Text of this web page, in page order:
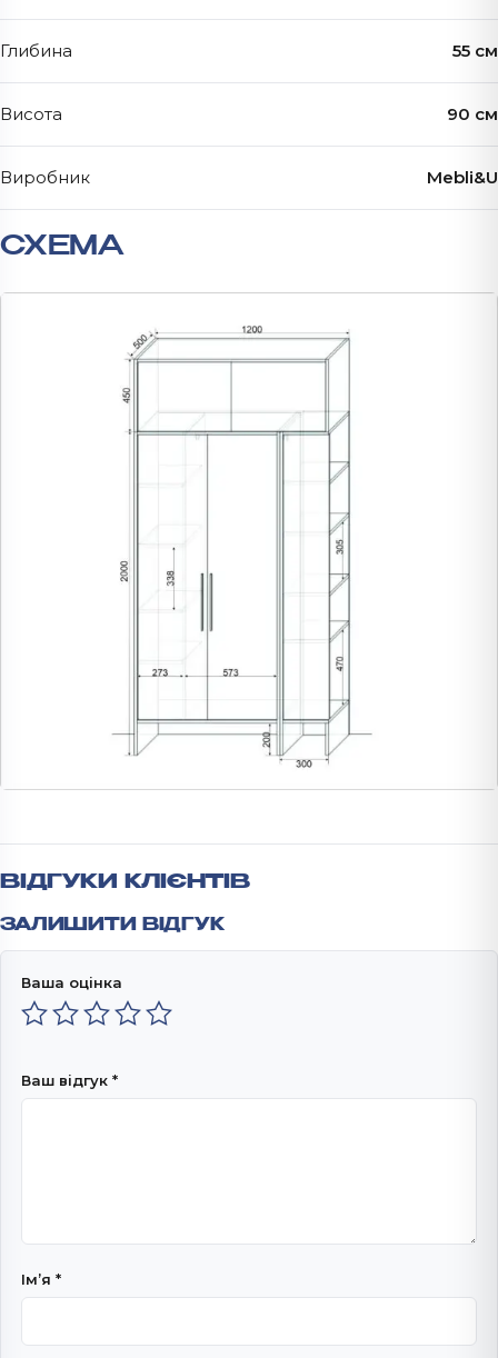
Глибина 55 см
Висота 90 см
Виробник Mebli&U
СХЕМА
ВІДГУКИ КЛІЄНТІВ
ЗАЛИШИТИ ВІДГУК
Ваша оцінка
Ваш відгук *
Імʼя *